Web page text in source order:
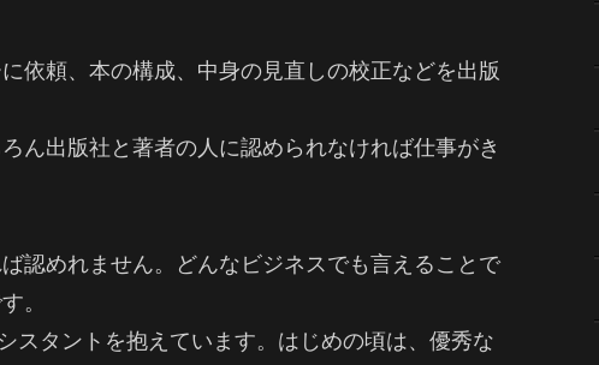
依頼、本の構成、中身の見直しの校正などを出版
ん出版社と著者の人に認められなければ仕事がき
認めれません。どんなビジネスでも言えることで
。
スタントを抱えています。はじめの頃は、優秀な